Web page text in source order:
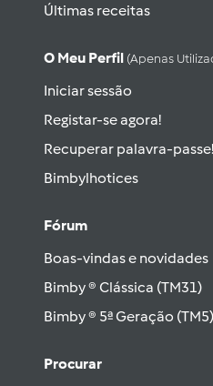
Últimas receitas
O Meu Perfil (apenas
Iniciar sessão
Registar-se agora!
Recuperar palavra-passe!
Bimbylhotices
Fórum
Boas-vindas e novidades
Bimby ® Clássica (TM31)
Bimby ® 5ª Geração (TM5)
Procurar